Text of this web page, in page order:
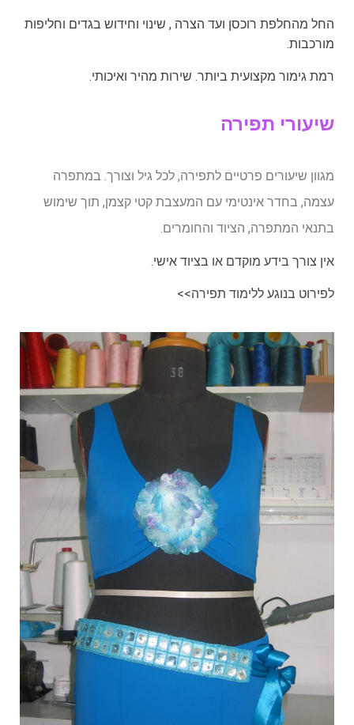
החל מהחלפת רוכסן ועד הצרה , שינוי וחידוש בגדים וחליפות
מורכבות.
רמת גימור מקצועית ביותר. שירות מהיר ואיכותי.
שיעורי תפירה
מגוון שיעורים פרטיים לתפירה, לכל גיל וצורך. במתפרה
עצמה, בחדר אינטימי עם המעצבת קטי קצמן, תוך שימוש
בתנאי המתפרה, הציוד והחומרים.
אין צורך בידע מוקדם או בציוד אישי.
לפירוט בנוגע ללימוד תפירה>>